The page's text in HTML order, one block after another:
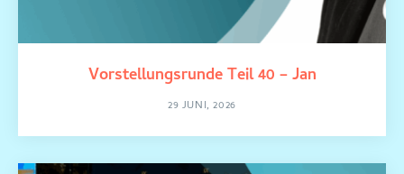
Vorstellungsrunde Teil 40 – Jan
29 JUNI, 2026